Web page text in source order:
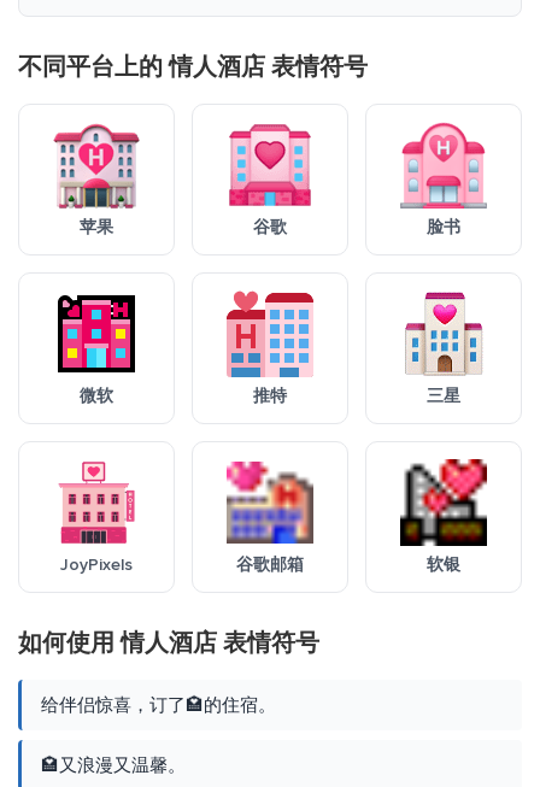
不同平台上的 情人酒店 表情符号
苹果 谷歌 脸书
微软 推特 三星
JoyPixels 谷歌邮箱 软银
如何使用 情人酒店 表情符号
给伴侣惊喜，订了🏩的住宿。
🏩又浪漫又温馨。